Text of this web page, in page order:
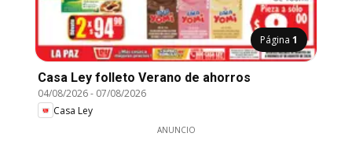
Página 1
Casa Ley folleto Verano de ahorros
04/08/2026- 07/08/2026
Casa Ley
ANUNCIO